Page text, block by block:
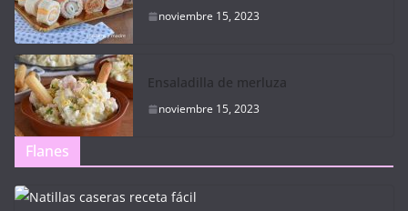
noviembre 15, 2023
Ensaladilla de merluza
noviembre 15, 2023
Flanes